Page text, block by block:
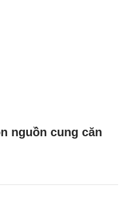
nguồn cung căn